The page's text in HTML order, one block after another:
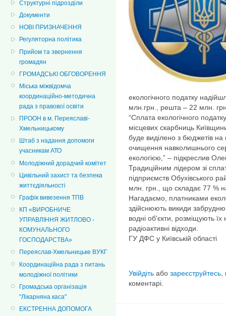
Структурні підрозділи
Документи
НОВІ ПРИЗНАЧЕННЯ
Регуляторна політика
Прийом та звернення
громадян
ГРОМАДСЬКІ ОБГОВОРЕННЯ
Міська міжвідомча
координаційно-методична
рада з правової освіти
ПРООН в м. Переяславі-
Хмельницькому
Штаб з надання допомоги
учасникам АТО
Молодіжний дорадчий комітет
Цивільний захист та безпека
життєдіяльності
Графік вивезення ТПВ
КП «ВИРОБНИЧЕ
УПРАВЛІННЯ ЖИТЛОВО -
КОМУНАЛЬНОГО
ГОСПОДАРСТВА»
Переяслав-Хмельницьке ВУКГ
Координаційна рада з питань
молодіжної політики
Громадська організація
"Лікарняна каса"
ЕКСТРЕННА ДОПОМОГА
екологічного податку
млн.грн., решта – 22 млн.
“Сплата екологічного
місцевих скарбниць
буде виділено з бюджетів на
очищення навколишнього
екологією,” – підкреслив
Традиційним лідером зі
підприємств Обухівського
млн. грн., що складає 77 %
Нагадаємо, платниками
здійснюють викиди
водні об'єкти, розміщують
радіоактивні відходи.
ГУ ДФС у Київській області
Увійдіть або зареєструйтесь
коментарі.